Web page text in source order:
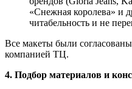
«Снежная королева» и
читабельность и не
Все макеты были
компанией ТЦ.
4. Подбор материалов и